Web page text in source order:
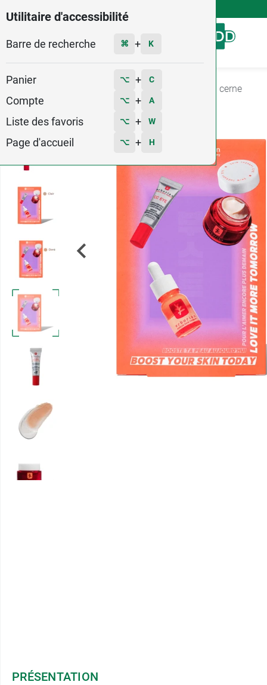
Utilitaire d'accessibilité
Barre de recherche ⌘ + K
Panier ⌥ + C
Compte ⌥ + A
Liste des favoris ⌥ + W
Page d'accueil ⌥ + H
Menu
Anti cerne
PRÉSENTATION